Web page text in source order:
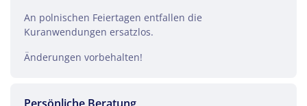
Teile diese Reise
Kur in Swinemünde
An polnischen Feiertagen entfallen die
Kuranwendungen ersatzlos.
Änderungen vorbehalten!